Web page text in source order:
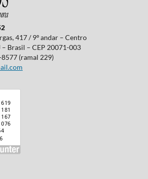
417 / 9º andar – Centro
– Brasil – CEP 20071-003
(ramal 229)